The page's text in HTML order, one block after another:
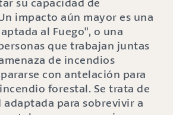
impacto aún mayor es una
al Fuego", o una
que trabajan juntas
de incendios
con antelación para
forestal. Se trata de
para sobrevivir a